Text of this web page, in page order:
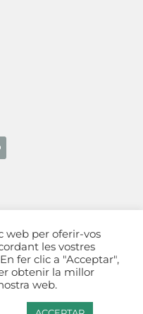
(Barcelona)
de cookies [Configurar]
web per oferir-vos
les vostres
fer clic a "Acceptar",
obtenir la millor
web.